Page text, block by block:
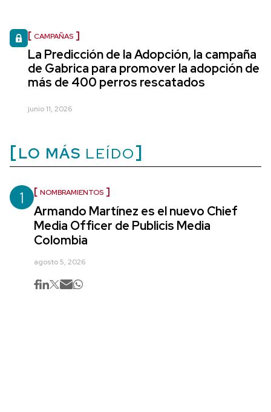
CAMPAÑAS
La Predicción de la Adopción, la campaña
de Gabrica para promover la adopción de
más de 400 perros rescatados
junio 11, 2026
LO MÁS LEÍDO
1 NOMBRAMIENTOS
Armando Martínez es el nuevo Chief
Media Officer de Publicis Media
Colombia
agosto 5, 2026